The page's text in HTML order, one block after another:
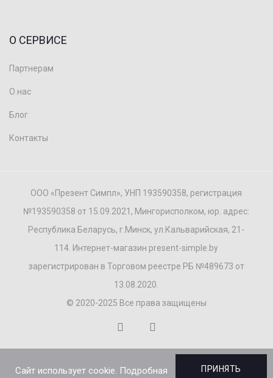
Сайт использует cookie. Подробная ПРИНЯТЬ
О СЕРВИСЕ
Партнерам
О нас
Блог
Контакты
ООО «Презент Симпл», УНП 193590358, регистрация
№193590358 от 15.09.2021, Мингорисполком, юр. адрес:
Республика Беларусь, г.Минск, ул.Кальварийская, 21-
114. Интернет-магазин present-simple.by
зарегистрирован в Торговом реестре РБ №489673 от
13.08.2020.
© 2020-2025 Все права защищены